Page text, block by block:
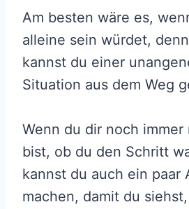
Am besten wäre es,
alleine sein würdet,
kannst du einer
Situation aus dem Weg
Wenn du dir noch
bist, ob du den Schritt
kannst du auch ein paar
machen, damit du